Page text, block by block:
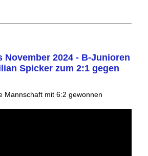
November 2024 - B-Junioren
Spicker zum 2:1 gegen
Mannschaft mit 6:2 gewonnen